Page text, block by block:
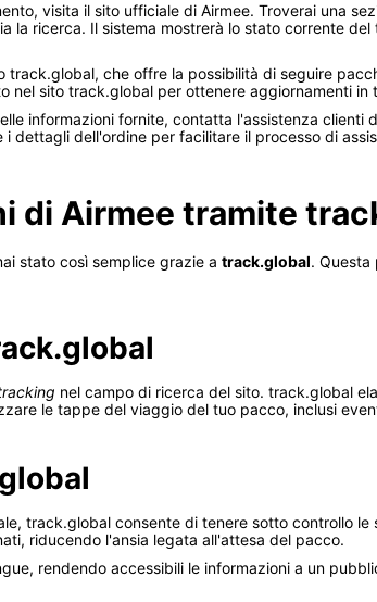
visita il sito ufficiale di Airmee. Troverai una
la ricerca. Il sistema mostrerà lo stato corrente
track.global, che offre la possibilità di seguire
nel sito track.global per ottenere aggiornamenti in
informazioni fornite, contatta l'assistenza
dettagli dell'ordine per facilitare il processo di
di Airmee tramite
stato così semplice grazie a track.global.
nel campo di ricerca del sito. track.global
le tappe del viaggio del tuo pacco, inclusi
track.global consente di tenere sotto controllo
riducendo l'ansia legata all'attesa del pacco.
rendendo accessibili le informazioni a un